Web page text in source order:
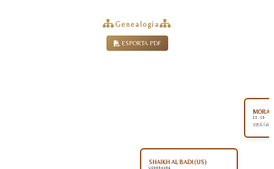
Genealogia
ESPORTA PDF
SHAIKH AL BADI (US)
US0054456
II 29
1956 Grigio